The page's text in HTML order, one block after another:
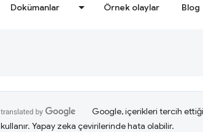
Dokümanlar Örnek olaylar Blog
Google, içerikleri tercih
kullanır. Yapay zeka çevirilerinde hata olabilir.